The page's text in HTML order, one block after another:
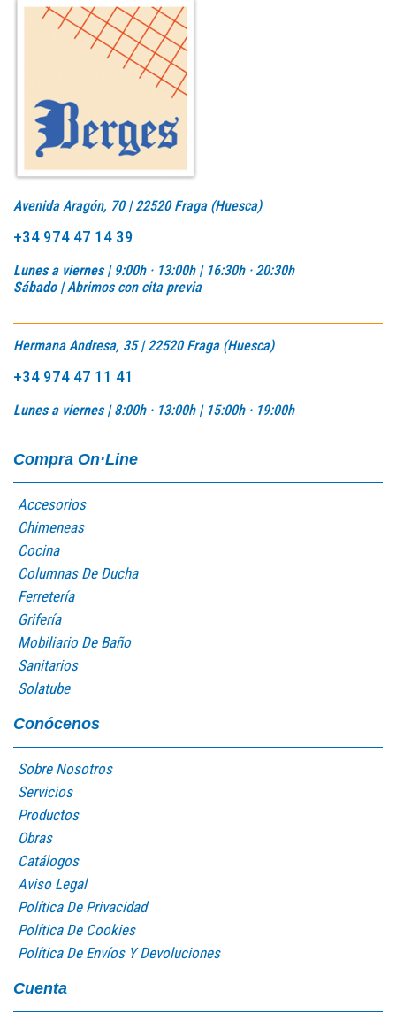
Avenida Aragón, 70 | 22520 Fraga (Huesca)
+34 974 47 14 39
Lunes a viernes | 9:00h · 13:00h | 16:30h · 20:30h
Sábado |Abrimos con cita previa
Hermana Andresa, 35 | 22520 Fraga (Huesca)
+34 974 47 11 41
Lunes a viernes |8:00h · 13:00h | 15:00h · 19:00h
Compra On·Line
Accesorios
Chimeneas
Cocina
Columnas De Ducha
Ferretería
Grifería
Mobiliario De Baño
Sanitarios
Solatube
Conócenos
Sobre Nosotros
Servicios
Productos
Obras
Catálogos
Aviso Legal
Política De Privacidad
Política De Cookies
Política De Envíos Y Devoluciones
Cuenta